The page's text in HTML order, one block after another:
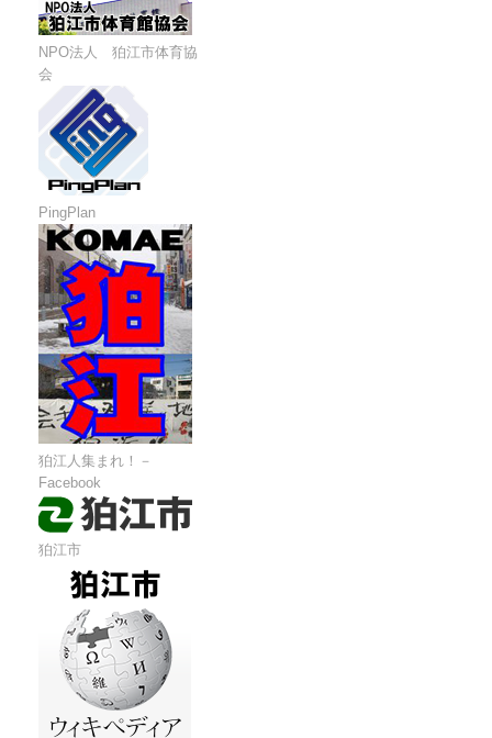
NPO法人 狛江市体育協
会
PingPlan
狛江人集まれ！－
Facebook
狛江市